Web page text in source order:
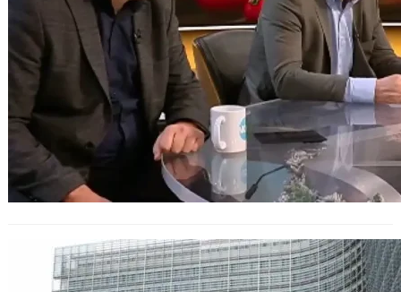
Българската икономика ускорява
растежа според Есенната прогноза
на ЕК